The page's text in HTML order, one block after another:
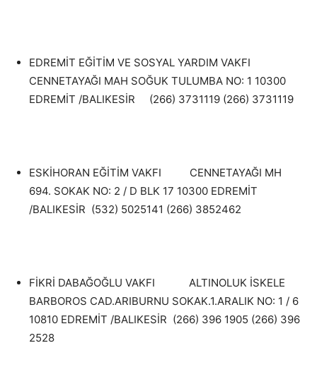
EDREMİT EĞİTİM VE SOSYAL YARDIM VAKFI
CENNETAYAĞI MAH SOĞUK TULUMBA NO: 1 10300
EDREMİT /BALIKESİR (266) 3731119 (266) 3731119
ESKİHORAN EĞİTİM VAKFI CENNETAYAĞI MH
694. SOKAK NO: 2 / D BLK 17 10300 EDREMİT
/BALIKESİR (532) 5025141 (266) 3852462
FİKRİ DABAĞOĞLU VAKFI ALTINOLUK İSKELE
BARBOROS CAD.ARIBURNU SOKAK.1.ARALIK NO: 1 / 6
10810 EDREMİT /BALIKESİR (266) 396 1905 (266) 396
2528